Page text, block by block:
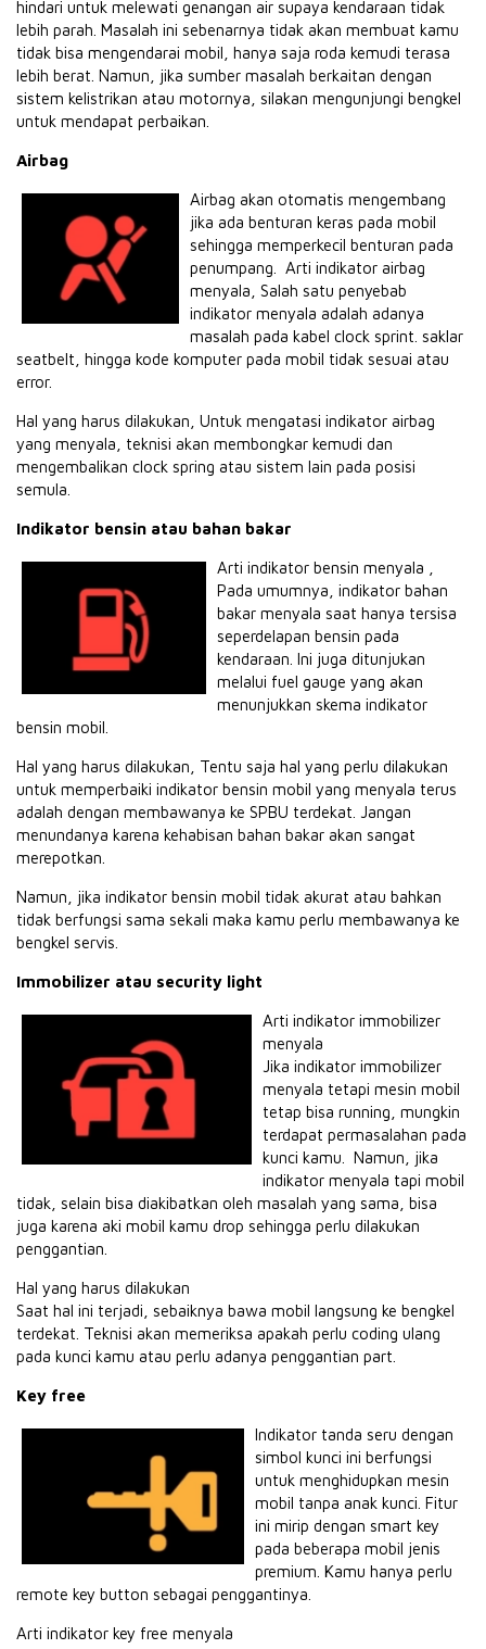
hindari untuk melewati genangan air supaya kendaraan tidak
lebih parah. Masalah ini sebenarnya tidak akan membuat kamu
tidak bisa mengendarai mobil, hanya saja roda kemudi terasa
lebih berat. Namun, jika sumber masalah berkaitan dengan
sistem kelistrikan atau motornya, silakan mengunjungi bengkel
untuk mendapat perbaikan.
Airbag
Airbag akan otomatis mengembang
jika ada benturan keras pada mobil
sehingga memperkecil benturan pada
penumpang. Arti indikator airbag
menyala, Salah satu penyebab
indikator menyala adalah adanya
masalah pada kabel clock sprint. saklar
seatbelt, hingga kode komputer pada mobil tidak sesuai atau
error.
Hal yang harus dilakukan, Untuk mengatasi indikator airbag
yang menyala, teknisi akan membongkar kemudi dan
mengembalikan clock spring atau sistem lain pada posisi
semula.
Indikator bensin atau bahan bakar
Arti indikator bensin menyala ,
Pada umumnya, indikator bahan
bakar menyala saat hanya tersisa
seperdelapan bensin pada
kendaraan. Ini juga ditunjukan
melalui fuel gauge yang akan
menunjukkan skema indikator
bensin mobil.
Hal yang harus dilakukan, Tentu saja hal yang perlu dilakukan
untuk memperbaiki indikator bensin mobil yang menyala terus
adalah dengan membawanya ke SPBU terdekat. Jangan
menundanya karena kehabisan bahan bakar akan sangat
merepotkan.
Namun, jika indikator bensin mobil tidak akurat atau bahkan
tidak berfungsi sama sekali maka kamu perlu membawanya ke
bengkel servis.
Immobilizer atau security light
Arti indikator immobilizer
menyala
Jika indikator immobilizer
menyala tetapi mesin mobil
tetap bisa running, mungkin
terdapat permasalahan pada
kunci kamu. Namun, jika
indikator menyala tapi mobil
tidak, selain bisa diakibatkan oleh masalah yang sama, bisa
juga karena aki mobil kamu drop sehingga perlu dilakukan
penggantian.
Hal yang harus dilakukan
Saat hal ini terjadi, sebaiknya bawa mobil langsung ke bengkel
terdekat. Teknisi akan memeriksa apakah perlu coding ulang
pada kunci kamu atau perlu adanya penggantian part.
Key free
Indikator tanda seru dengan
simbol kunci ini berfungsi
untuk menghidupkan mesin
mobil tanpa anak kunci. Fitur
ini mirip dengan smart key
pada beberapa mobil jenis
premium. Kamu hanya perlu
remote key button sebagai penggantinya.
Arti indikator key free menyala